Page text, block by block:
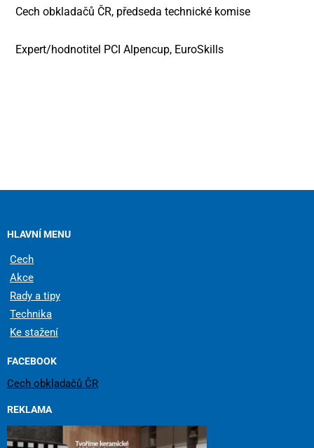
Cech obkladačů ČR, předseda technické komise
Expert/hodnotitel PCI Alpencup, EuroSkills
HLAVNÍ MENU
Cech
Akce
Rady a tipy
Technika
Ke stažení
FACEBOOK
Cech obkladačů ČR
REKLAMA